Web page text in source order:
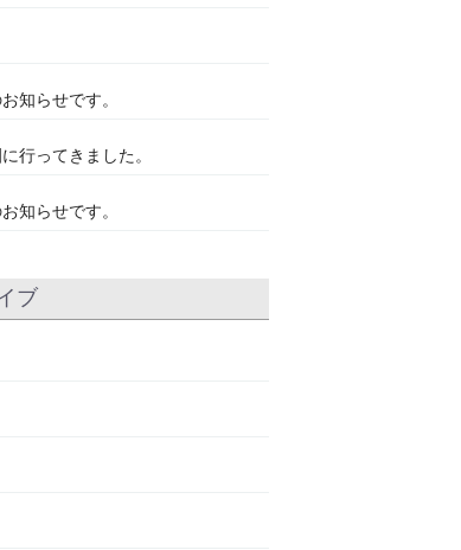
知らせです。
行ってきました。
知らせです。
ブ